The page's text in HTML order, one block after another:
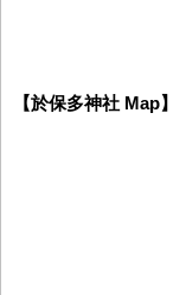
【於保多神社 Map】